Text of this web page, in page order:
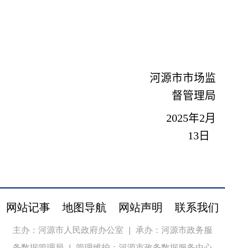
河源市市场监
督管理局
2025年2月
13 日
网站记事 地图导航 网站声明 联系我们
主办：河源市人民政府办公室
承办：河源市政务服